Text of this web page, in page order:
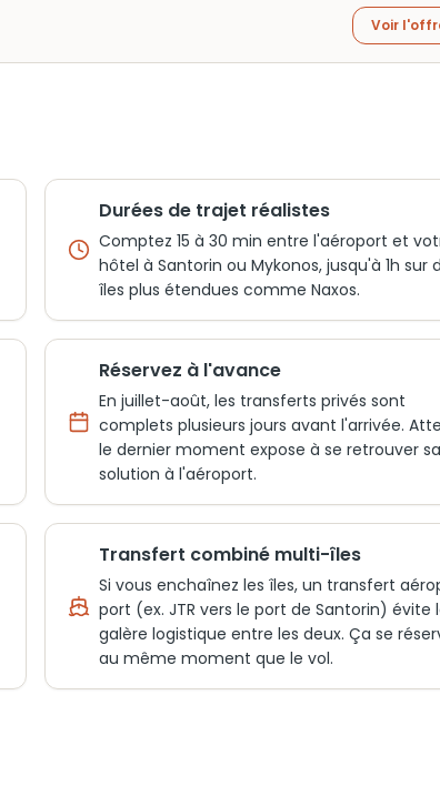
Voir
Durées de trajet réalistes
Comptez 15 à 30 min entre l'aéroport et
hôtel à Santorin ou Mykonos, jusqu'à 1h sur
îles plus étendues comme Naxos.
Réservez à l'avance
En juillet-août, les transferts privés sont
complets plusieurs jours avant l'arrivée.
le dernier moment expose à se retrouver
solution à l'aéroport.
Transfert combiné multi-îles
Si vous enchaînez les îles, un transfert
port (ex. JTR vers le port de Santorin) évite
galère logistique entre les deux. Ça se
au même moment que le vol.